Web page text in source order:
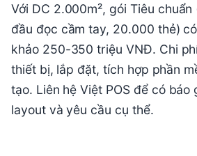
Với DC 2.000m², gói Tiêu
đầu đọc cầm tay, 20.000 thẻ)
khảo 250-350 triệu VNĐ. Chi
thiết bị, lắp đặt, tích hợp phần
tạo. Liên hệ Việt POS để có báo
layout và yêu cầu cụ thể.